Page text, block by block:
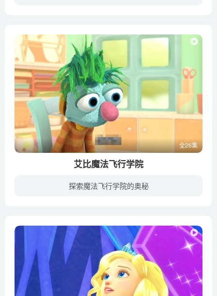
全26集
艾比魔法飞行学院
探索魔法飞行学院的奥秘